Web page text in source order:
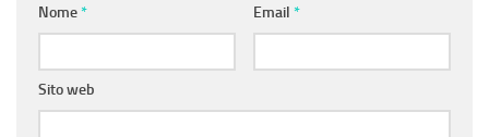
Nome* Email *
Sito web